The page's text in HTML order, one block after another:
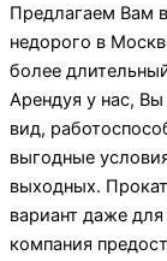
Предлагаем Вам
недорого в
более
Арендуя у нас,
вид,
выгодные
выходных.
вариант даже
компания